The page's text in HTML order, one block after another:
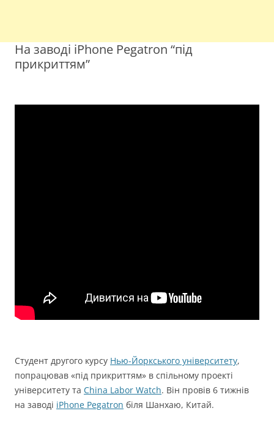
На заводі iPhone Pegatron “під
прикриттям”
Студент другого курсу Нью-Йоркського університету,
попрацював «під прикриттям» в спільному проекті
університету та China Labor Watch. Він провів 6 тижнів
на заводі iPhone Pegatron біля Шанхаю, Китай.